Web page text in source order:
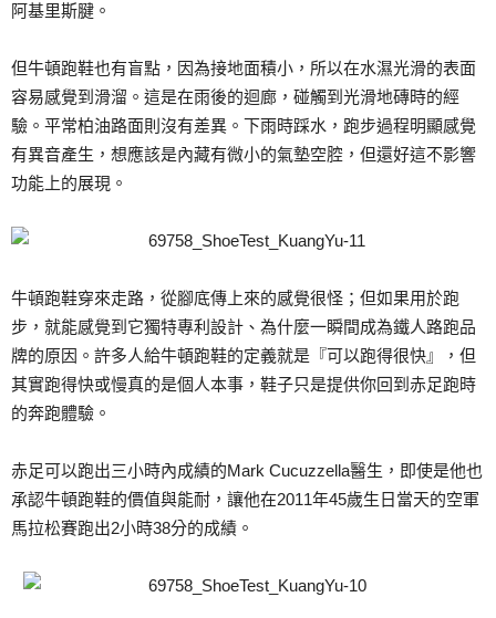
阿基里斯腱。
但牛頓跑鞋也有盲點，因為接地面積小，所以在水濕光滑的表面
容易感覺到滑溜。這是在雨後的迴廊，碰觸到光滑地磚時的經
驗。平常柏油路面則沒有差異。下雨時踩水，跑步過程明顯感覺
有異音產生，想應該是內藏有微小的氣墊空腔，但還好這不影響
功能上的展現。
牛頓跑鞋穿來走路，從腳底傳上來的感覺很怪；但如果用於跑
步，就能感覺到它獨特專利設計、為什麼一瞬間成為鐵人路跑品
牌的原因。許多人給牛頓跑鞋的定義就是『可以跑得很快』，但
其實跑得快或慢真的是個人本事，鞋子只是提供你回到赤足跑時
的奔跑體驗。
赤足可以跑出三小時內成績的Mark Cucuzzella醫生，即使是他也
承認牛頓跑鞋的價值與能耐，讓他在2011年45歲生日當天的空軍
馬拉松賽跑出2小時38分的成績。